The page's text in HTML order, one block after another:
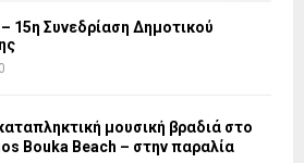
15η Συνεδρίαση Δημοτικού
0
μουσική βραδιά στο
Bouka Beach – στην παραλία